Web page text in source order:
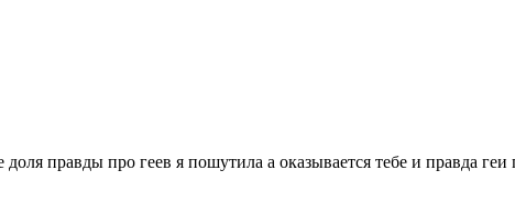
правды про геев я пошутила а оказывается тебе и правда